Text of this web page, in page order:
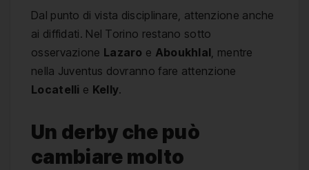
Dal punto di vista disciplinare, attenzione anche
ai diffidati. Nel Torino restano sotto
osservazione Lazaro e Aboukhlal, mentre
nella Juventus dovranno fare attenzione
Locatelli e Kelly.
Un derby che può
cambiare molto